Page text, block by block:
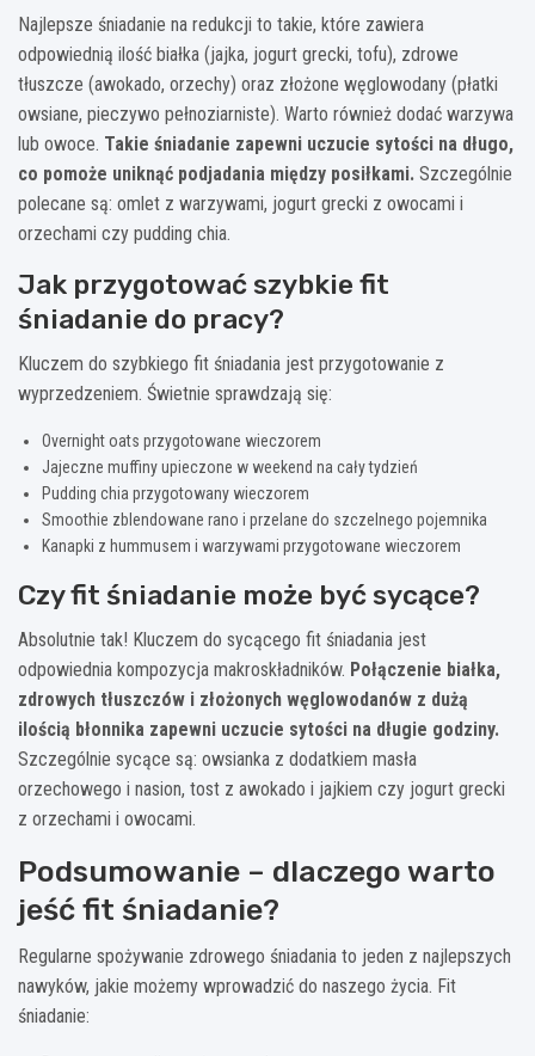
Najlepsze śniadanie na redukcji to takie, które zawiera
odpowiednią ilość białka (jajka, jogurt grecki, tofu), zdrowe
tłuszcze (awokado, orzechy) oraz złożone węglowodany (płatki
owsiane, pieczywo pełnoziarniste). Warto również dodać warzywa
lub owoce. Takie śniadanie zapewni uczucie sytości na długo,
co pomoże uniknąć podjadania między posiłkami. Szczególnie
polecane są: omlet z warzywami, jogurt grecki z owocami i
orzechami czy pudding chia.
Jak przygotować szybkie fit
śniadanie do pracy?
Kluczem do szybkiego fit śniadania jest przygotowanie z
wyprzedzeniem. Świetnie sprawdzają się:
Overnight oats przygotowane wieczorem
Jajeczne muffiny upieczone w weekend na cały tydzień
Pudding chia przygotowany wieczorem
Smoothie zblendowane rano i przelane do szczelnego pojemnika
Kanapki z hummusem i warzywami przygotowane wieczorem
Czy fit śniadanie może być sycące?
Absolutnie tak! Kluczem do sycącego fit śniadania jest
odpowiednia kompozycja makroskładników. Połączenie białka,
zdrowych tłuszczów i złożonych węglowodanów z dużą
ilością błonnika zapewni uczucie sytości na długie godziny.
Szczególnie sycące są: owsianka z dodatkiem masła
orzechowego i nasion, tost z awokado i jajkiem czy jogurt grecki
z orzechami i owocami.
Podsumowanie – dlaczego warto
jeść fit śniadanie?
Regularne spożywanie zdrowego śniadania to jeden z najlepszych
nawyków, jakie możemy wprowadzić do naszego życia. Fit
śniadanie: